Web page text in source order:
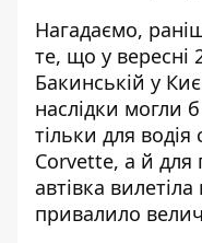
Нагадаємо,
те, що у вересні
Бакинській у
наслідки могли
тільки для
Corvette, а й для
автівка вилетіла
привалило